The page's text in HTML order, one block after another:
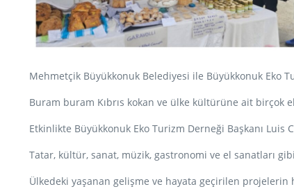
Mehmetçik Büyükkonuk Belediyesi ile Büyükkonuk Eko
Buram buram Kıbrıs kokan ve ülke kültürüne ait birçok
Etkinlikte Büyükkonuk Eko Turizm Derneği Başkanı Luis
Tatar, kültür, sanat, müzik, gastronomi ve el sanatları
Ülkedeki yaşanan gelişme ve hayata geçirilen projelerin